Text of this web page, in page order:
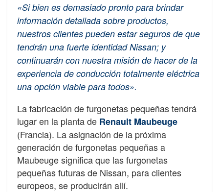
«Si bien es demasiado pronto para brindar
información detallada sobre productos,
nuestros clientes pueden estar seguros de que
tendrán una fuerte identidad Nissan; y
continuarán con nuestra misión de hacer de la
experiencia de conducción totalmente eléctrica
una opción viable para todos».
La fabricación de furgonetas pequeñas tendrá
lugar en la planta de Renault Maubeuge
(Francia). La asignación de la próxima
generación de furgonetas pequeñas a
Maubeuge significa que las furgonetas
pequeñas futuras de Nissan, para clientes
europeos, se producirán allí.